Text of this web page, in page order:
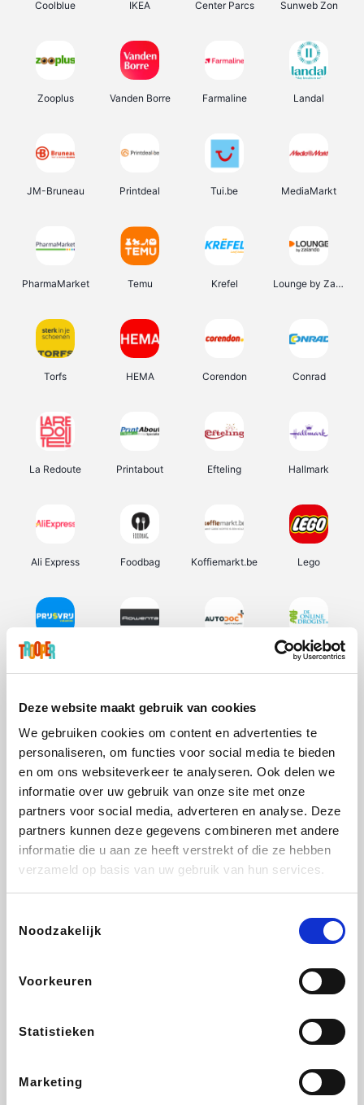
Deze website maakt gebruik van cookies
We gebruiken cookies om content en advertenties te
personaliseren, om functies voor social media te bieden
en om ons websiteverkeer te analyseren. Ook delen we
informatie over uw gebruik van onze site met onze
partners voor social media, adverteren en analyse. Deze
partners kunnen deze gegevens combineren met andere
informatie die u aan ze heeft verstrekt of die ze hebben
verzameld op basis van uw gebruik van hun services.
Noodzakelijk
Voorkeuren
Statistieken
Marketing
Coolblue IKEA Center Parcs Sunweb Zon
Zooplus Vanden Borre Farmaline Landal
JM-Bruneau Printdeal Tui.be MediaMarkt
PharmaMarket Temu Krefel Lounge by Zalando
Torfs HEMA Corendon Conrad
La Redoute Printabout Efteling Hallmark
Ali Express Foodbag Koffiemarkt.be Lego
Prijsvrij De Online Drogist
Vidaxl Lampenlicht.be Plopsa Adidas
All Accor
DectDirect
SupraBazar